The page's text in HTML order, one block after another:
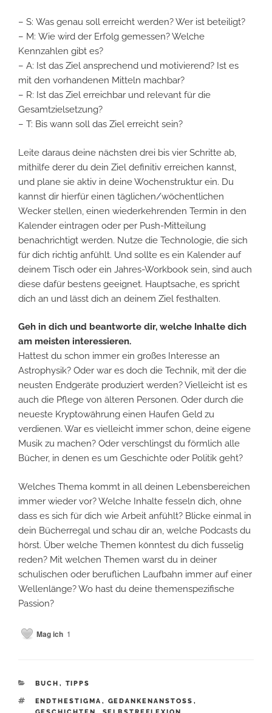
– S: Was genau soll erreicht werden? Wer ist beteiligt?
– M: Wie wird der Erfolg gemessen? Welche
Kennzahlen gibt es?
– A: Ist das Ziel ansprechend und motivierend? Ist es
mit den vorhandenen Mitteln machbar?
– R: Ist das Ziel erreichbar und relevant für die
Gesamtzielsetzung?
– T: Bis wann soll das Ziel erreicht sein?
Leite daraus deine nächsten drei bis vier Schritte ab,
mithilfe derer du dein Ziel definitiv erreichen kannst,
und plane sie aktiv in deine Wochenstruktur ein. Du
kannst dir hierfür einen täglichen/wöchentlichen
Wecker stellen, einen wiederkehrenden Termin in den
Kalender eintragen oder per Push-Mitteilung
benachrichtigt werden. Nutze die Technologie, die sich
für dich richtig anfühlt. Und sollte es ein Kalender auf
deinem Tisch oder ein Jahres-Workbook sein, sind auch
diese dafür bestens geeignet. Hauptsache, es spricht
dich an und lässt dich an deinem Ziel festhalten.
Geh in dich und beantworte dir, welche Inhalte dich
am meisten interessieren.
Hattest du schon immer ein großes Interesse an
Astrophysik? Oder war es doch die Technik, mit der die
neusten Endgeräte produziert werden? Vielleicht ist es
auch die Pflege von älteren Personen. Oder durch die
neueste Kryptowährung einen Haufen Geld zu
verdienen. War es vielleicht immer schon, deine eigene
Musik zu machen? Oder verschlingst du förmlich alle
Bücher, in denen es um Geschichte oder Politik geht?
Welches Thema kommt in all deinen Lebensbereichen
immer wieder vor? Welche Inhalte fesseln dich, ohne
dass es sich für dich wie Arbeit anfühlt? Blicke einmal in
dein Bücherregal und schau dir an, welche Podcasts du
hörst. Über welche Themen könntest du dich fusselig
reden? Mit welchen Themen warst du in deiner
schulischen oder beruflichen Laufbahn immer auf einer
Wellenlänge? Wo hast du deine themenspezifische
Passion?
Mag ich 1
KATEGORIEN
BUCH , TIPPS
SCHLAGWÖRTER
ENDTHESTIGMA , GEDANKENANSTOSS
,